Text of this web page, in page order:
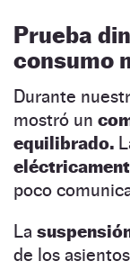
Prueba
consumo
Durante
mostró un
equilibrado.
poco
La
de los